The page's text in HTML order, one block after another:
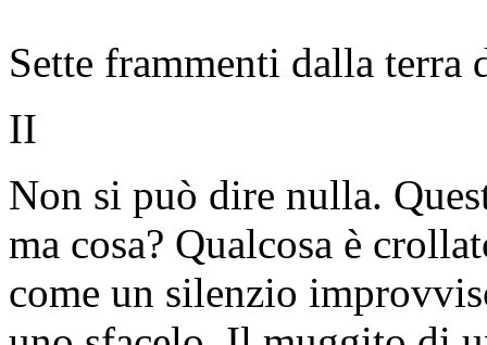
Sette frammenti dalla terra
II
Non si può dire nulla.
ma cosa? Qualcosa è
come un silenzio